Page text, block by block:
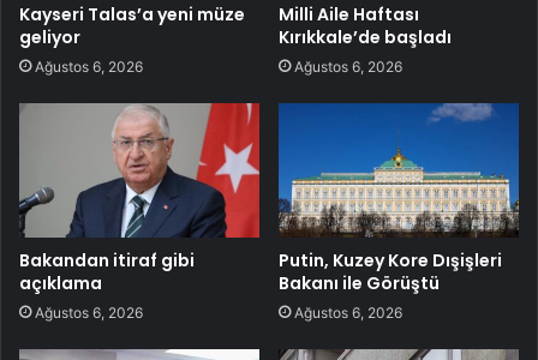
Kayseri Talas’a yeni müze
geliyor
Ağustos 6, 2026
Milli Aile Haftası
Kırıkkale’de başladı
Ağustos 6, 2026
Bakandan itiraf gibi
açıklama
Ağustos 6, 2026
Putin, Kuzey Kore Dışişleri
Bakanı ile Görüştü
Ağustos 6, 2026